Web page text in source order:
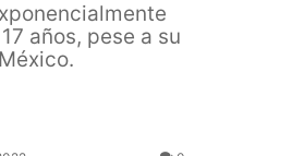
años, pese a su